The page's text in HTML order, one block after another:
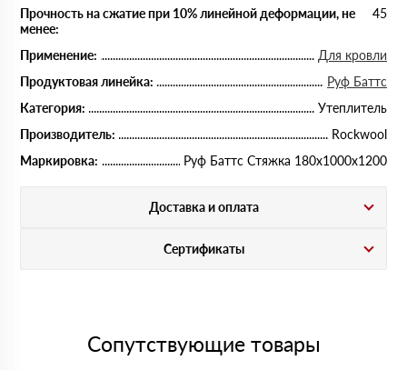
Прочность на сжатие при 10% линейной деформации, не
менее:
45
Применение:
Для кровли
Продуктовая линейка:
Руф Баттс
Категория:
Утеплитель
Производитель:
Rockwool
Маркировка:
Руф Баттс Стяжка 180х1000х1200
Доставка и оплата
Сертификаты
Сопутствующие товары